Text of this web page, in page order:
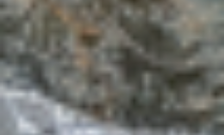
Wellness
Holiday
Meeting
Braunlage